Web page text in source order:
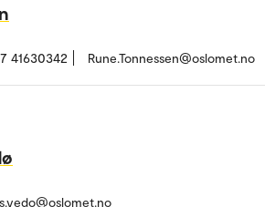
41630342 Rune.Tonnessen@oslomet.no